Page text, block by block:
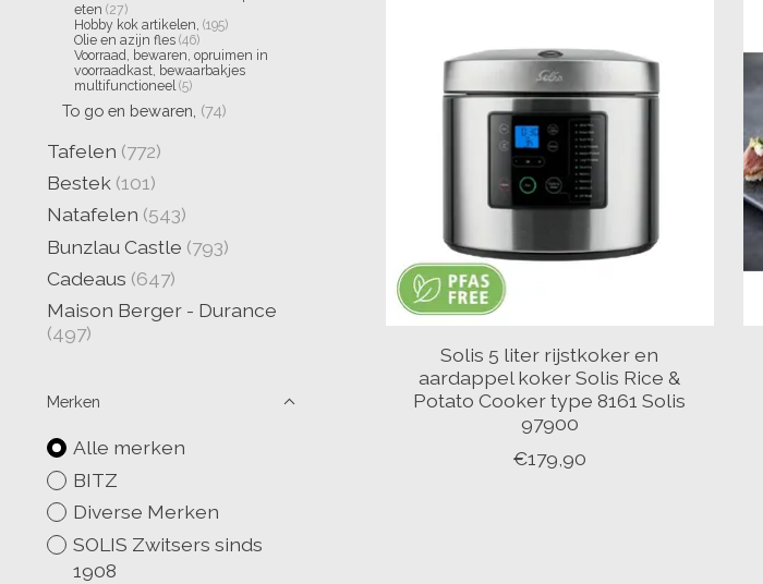
eten (27)
Hobby kok artikelen, (195)
Olie en azijn fles (46)
Voorraad, bewaren, opruimen in
voorraadkast, bewaarbakjes
multifunctioneel (5)
To go en bewaren, (74)
Tafelen (772)
Bestek (101)
Natafelen (543)
Bunzlau Castle (793)
Cadeaus (647)
Maison Berger - Durance
(497)
Merken
Alle merken
BITZ
Diverse Merken
SOLIS Zwitsers sinds
1908
Solis 5 liter rijstkoker en
aardappel koker Solis Rice &
Potato Cooker type 8161 Solis
97900
€179,90